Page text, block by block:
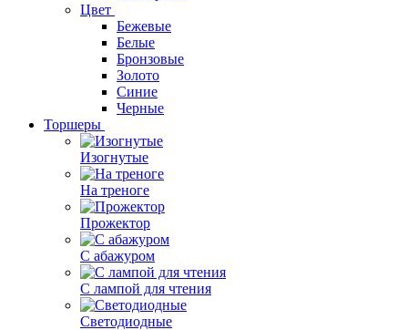
Цвет
Бежевые
Белые
Бронзовые
Золото
Синие
Черные
Торшеры
Изогнутые
На треноге
Прожектор
С абажуром
С лампой для чтения
Светодиодные